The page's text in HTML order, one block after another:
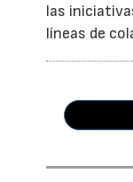
las
líneas de